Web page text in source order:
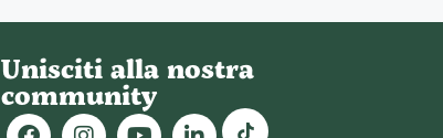
Unisciti alla nostra
community